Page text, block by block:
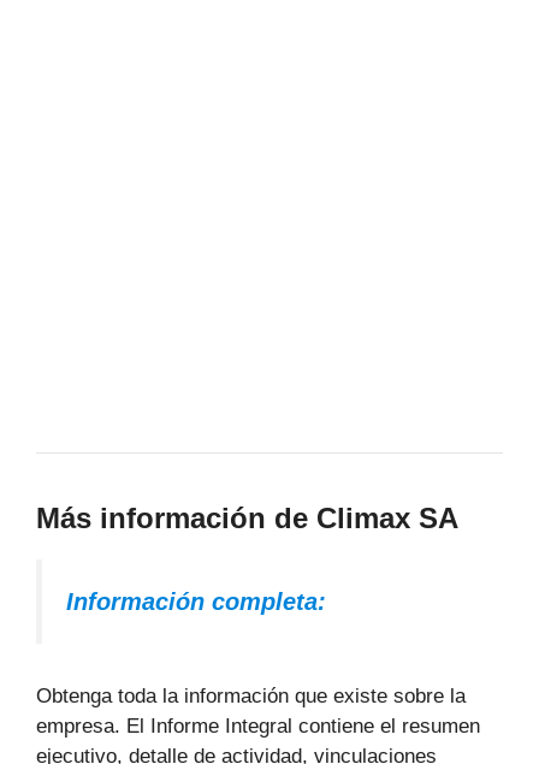
Más información de Climax SA
Información completa:
Obtenga toda la información que existe sobre la
empresa. El Informe Integral contiene el resumen
ejecutivo, detalle de actividad, vinculaciones